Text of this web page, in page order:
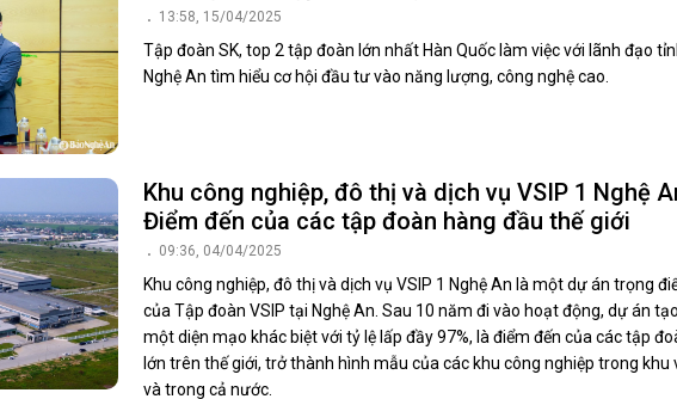
13:58, 15/04/2025
Tập đoàn SK, top 2 tập đoàn lớn nhất Hàn Quốc làm việc với lãnh đạo
Nghệ An tìm hiểu cơ hội đầu tư vào năng lượng, công nghệ cao.
Khu công nghiệp, đô thị và dịch vụ VSIP 1 Nghệ
Điểm đến của các tập đoàn hàng đầu thế giới
09:36, 04/04/2025
Khu công nghiệp, đô thị và dịch vụ VSIP 1 Nghệ An là một dự án trọng
của Tập đoàn VSIP tại Nghệ An. Sau 10 năm đi vào hoạt động, dự án
một diện mạo khác biệt với tỷ lệ lấp đầy 97%, là điểm đến của các tập
lớn trên thế giới, trở thành hình mẫu của các khu công nghiệp trong khu
và trong cả nước.